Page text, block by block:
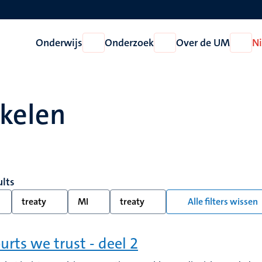
Onderwijs
Open
Onderwijs
Onderzoek
Open
Onderzoek
Over de UM
Open
Over
treaty MI treaty Alle filters wissen
we trust - deel 2